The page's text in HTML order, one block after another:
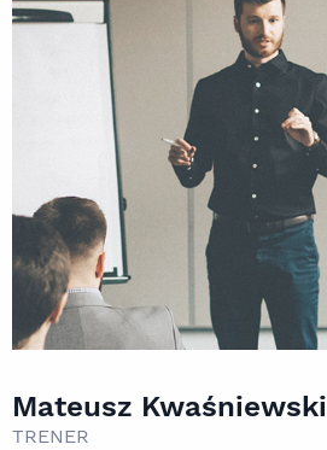
Mateusz Kwaśniewski
TRENER